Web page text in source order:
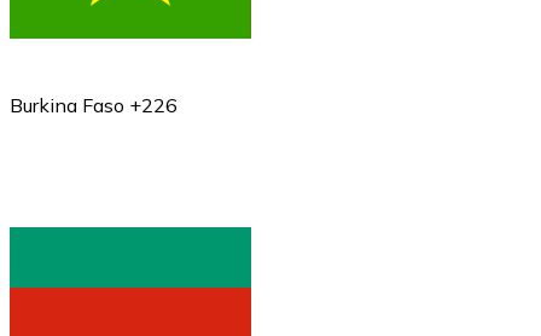
Burkina Faso +226